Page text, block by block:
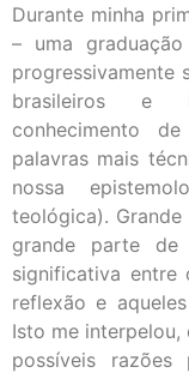
Durante minha
– uma
progressivamente
brasileiros e
conhecimento
palavras mais
nossa
teológica).
grande parte de
significativa entre
reflexão e
Isto me
possíveis razões